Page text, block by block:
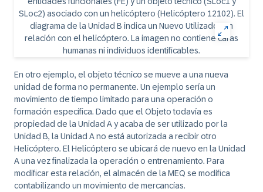
En otro ejemplo, el objeto técnico se mueve a una nueva
unidad de forma no permanente. Un ejemplo sería un
movimiento de tiempo limitado para una operación o
formación específica. Dado que el Objeto todavía es
propiedad de la Unidad A y acaba de ser utilizado por la
Unidad B, la Unidad A no está autorizada a recibir otro
Helicóptero. El Helicóptero se ubicará de nuevo en la Unidad
A una vez finalizada la operación o entrenamiento. Para
modificar esta relación, el almacén de la MEQ se modifica
contabilizando un movimiento de mercancías.